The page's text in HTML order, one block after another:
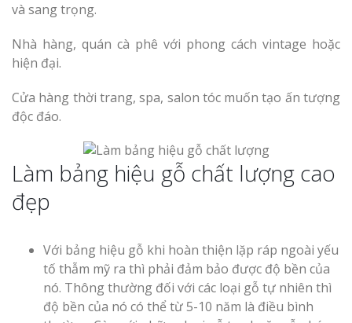
và sang trọng.
Nhà hàng, quán cà phê với phong cách vintage hoặc
hiện đại.
Cửa hàng thời trang, spa, salon tóc muốn tạo ấn tượng
độc đáo.
Làm bảng hiệu gỗ chất lượng cao
đẹp
Với bảng hiệu gỗ khi hoàn thiện lặp ráp ngoài yếu
tố thẫm mỹ ra thì phải đảm bảo được độ bền của
nó. Thông thường đối với các loại gỗ tự nhiên thì
độ bền của nó có thể từ 5-10 năm là điều bình